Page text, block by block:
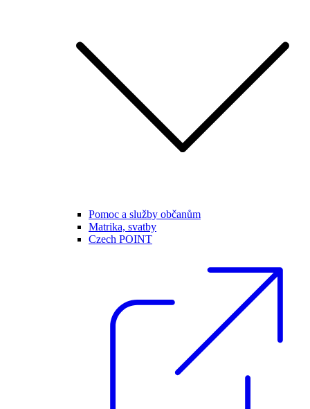
Pomoc a služby občanům
Matrika, svatby
Czech POINT